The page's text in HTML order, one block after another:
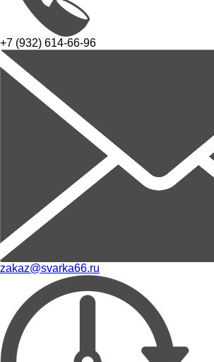
+7 (932) 614-66-96
zakaz@svarka66.ru